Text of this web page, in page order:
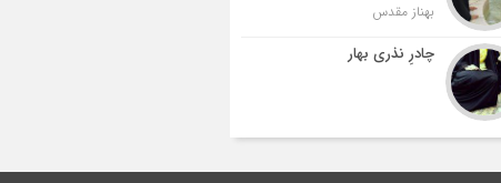
بهناز مقدس
چادرِ نذری بهار